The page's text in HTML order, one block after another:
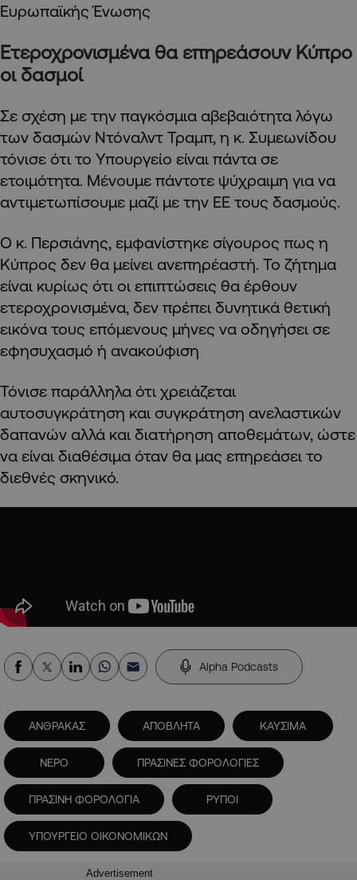
Ευρωπαϊκής Ένωσης
Ετεροχρονισμένα θα επηρεάσουν Κύπρο
οι δασμοί
Σε σχέση με την παγκόσμια αβεβαιότητα λόγω
των δασμών Ντόναλντ Τραμπ, η κ. Συμεωνίδου
τόνισε ότι το Υπουργείο είναι πάντα σε
ετοιμότητα. Μένουμε πάντοτε ψύχραιμη για να
αντιμετωπίσουμε μαζί με την ΕΕ τους δασμούς.
Ο κ. Περσιάνης, εμφανίστηκε σίγουρος πως η
Κύπρος δεν θα μείνει ανεπηρέαστή. Το ζήτημα
είναι κυρίως ότι οι επιπτώσεις θα έρθουν
ετεροχρονισμένα, δεν πρέπει δυνητικά θετική
εικόνα τους επόμενους μήνες να οδηγήσει σε
εφησυχασμό ή ανακούφιση
Τόνισε παράλληλα ότι χρειάζεται
αυτοσυγκράτηση και συγκράτηση ανελαστικών
δαπανών αλλά και διατήρηση αποθεμάτων, ώστε
να είναι διαθέσιμα όταν θα μας επηρεάσει το
διεθνές σκηνικό.
Alpha Podcasts
ΑΝΘΡΑΚΑΣ ΑΠΟΒΛΗΤΑ ΚΑΥΣΙΜΑ
ΝΕΡΟ ΠΡΑΣΙΝΕΣ ΦΟΡΟΛΟΓΙΕΣ
ΠΡΑΣΙΝΗ ΦΟΡΟΛΟΓΙΑ ΡΥΠΟΙ
ΥΠΟΥΡΓΕΙΟ ΟΙΚΟΝΟΜΙΚΩΝ
Advertisement